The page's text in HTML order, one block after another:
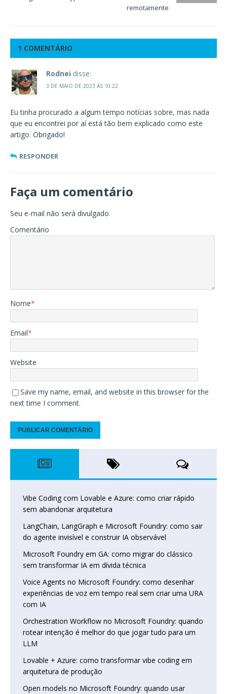
remotamente
1 COMENTÁRIO
Rodnei disse:
3 DE MAIO DE 2023 ÀS 10:22
Eu tinha procurado a algum tempo notícias sobre, mas nada
que eu encontrei por aí está tão bem explicado como este
artigo. Obrigado!
RESPONDER
Faça um comentário
Seu e-mail não será divulgado.
Comentário
Nome*
Email*
Website
Save my name, email, and website in this browser for the
next time I comment.
Vibe Coding com Lovable e Azure: como criar rápido
sem abandonar arquitetura
LangChain, LangGraph e Microsoft Foundry: como sair
do agente invisível e construir IA observável
Microsoft Foundry em GA: como migrar do clássico
sem transformar IA em dívida técnica
Voice Agents no Microsoft Foundry: como desenhar
experiências de voz em tempo real sem criar uma URA
com IA
Orchestration Workflow no Microsoft Foundry: quando
rotear intenção é melhor do que jogar tudo para um
LLM
Lovable + Azure: como transformar vibe coding em
arquitetura de produção
Open models no Microsoft Foundry: quando usar